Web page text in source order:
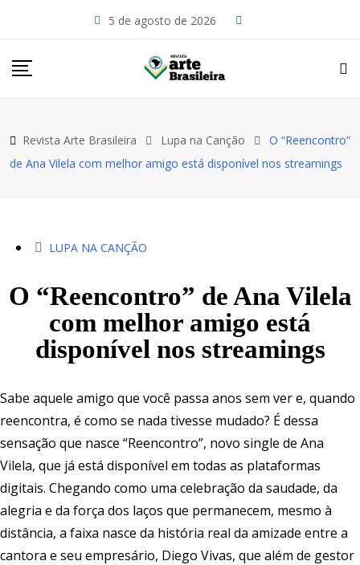
5 de agosto de 2026
Revista Arte Brasileira Lupa na Canção
O “Reencontro”
de Ana Vilela com melhor amigo está disponível nos streamings
LUPA NA CANÇÃO
O “Reencontro” de Ana Vilela
com melhor amigo está
disponível nos streamings
Sabe aquele amigo que você passa anos sem ver e, quando
reencontra, é como se nada tivesse mudado? É dessa
sensação que nasce “Reencontro”, novo single de Ana
Vilela, que já está disponível em todas as plataformas
digitais. Chegando como uma celebração da saudade, da
alegria e da força dos laços que permanecem, mesmo à
distância, a faixa nasce da história real da amizade entre a
cantora e seu empresário, Diego Vivas, que além de gestor